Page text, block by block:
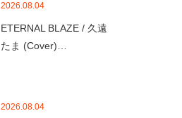
2026.08.04
ETERNAL BLAZE / 久遠
たま (Cover)…
2026.08.04